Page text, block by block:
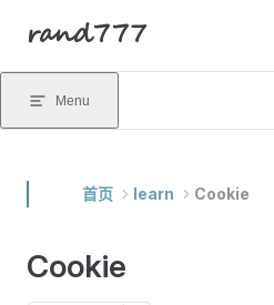
Skip to content
rand777
Menu
首页 learn Cookie
Cookie